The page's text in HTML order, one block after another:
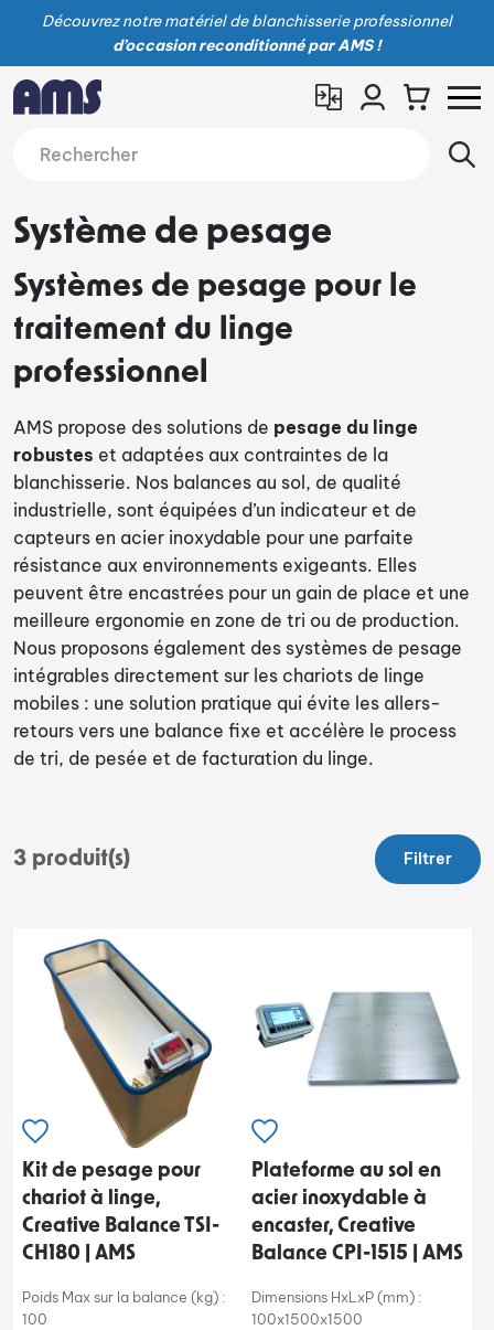
Découvrez notre matériel de blanchisserie professionnel
d’occasion reconditionné par AMS !
Système de pesage
Systèmes de pesage pour le
traitement du linge
professionnel
AMS propose des solutions de pesage du linge
robustes et adaptées aux contraintes de la
blanchisserie. Nos balances au sol, de qualité
industrielle, sont équipées d’un indicateur et de
capteurs en acier inoxydable pour une parfaite
résistance aux environnements exigeants. Elles
peuvent être encastrées pour un gain de place et une
meilleure ergonomie en zone de tri ou de production.
Nous proposons également des systèmes de pesage
intégrables directement sur les chariots de linge
mobiles : une solution pratique qui évite les allers-
retours vers une balance fixe et accélère le process
de tri, de pesée et de facturation du linge.
3 produit(s) Filtrer
Kit de pesage pour
chariot à linge,
Creative Balance TSI-
CH180 | AMS
Poids Max sur la balance (kg) :
100
Plateforme au sol en
acier inoxydable à
encaster, Creative
Balance CPI-1515 | AMS
Dimensions HxLxP (mm) :
100x1500x1500